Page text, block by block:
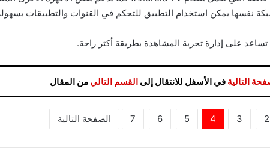
نفسها يمكن استخدام التطبيق للتحكم في القنوات والتطبيقات
على إدارة تجربة المشاهدة بطريقة أكثر راحة.
التالية في الأسفل للانتقال إلىالقسم التالي من المقال
2
3
4
5
6
7 الصفحة التالية